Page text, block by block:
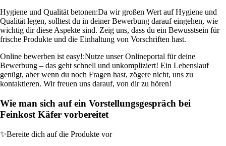
Hygiene und Qualität betonen:Da wir großen Wert auf Hygiene und
Qualität legen, solltest du in deiner Bewerbung darauf eingehen, wie
wichtig dir diese Aspekte sind. Zeig uns, dass du ein Bewusstsein für
frische Produkte und die Einhaltung von Vorschriften hast.
Online bewerben ist easy!:Nutze unser Onlineportal für deine
Bewerbung – das geht schnell und unkompliziert! Ein Lebenslauf
genügt, aber wenn du noch Fragen hast, zögere nicht, uns zu
kontaktieren. Wir freuen uns darauf, von dir zu hören!
Wie man sich auf ein Vorstellungsgespräch bei
Feinkost Käfer vorbereitet
✨Bereite dich auf die Produkte vor